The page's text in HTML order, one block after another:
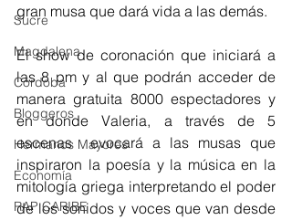
Sucre
Magdalena
Córdoba
Bloggeros
Hermanos Mayores
Economía
RAP CARIBE
gran musa que dará vida a las demás.
El show de coronación que iniciará a
las 8 pm y al que podrán acceder de
manera gratuita 8000 espectadores y
en donde Valeria, a través de 5
escenas  evocará a las musas que
inspiraron la poesía y la música en la
mitología griega interpretando el poder
de los sonidos y voces que van desde